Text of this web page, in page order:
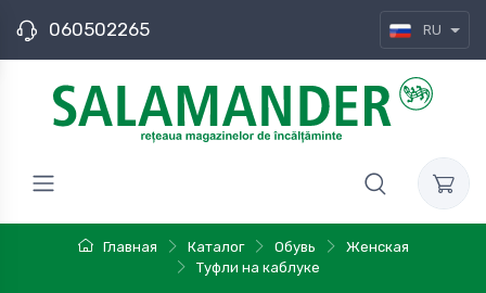
060502265 RU
Главная Каталог Обувь
Женская
Туфли на каблуке